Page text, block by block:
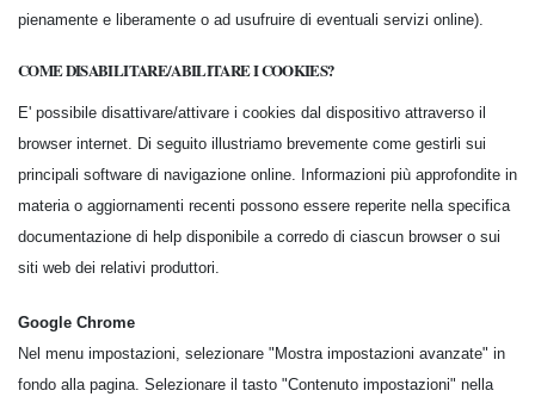
pienamente e liberamente o ad usufruire di eventuali servizi online).
COME DISABILITARE/ABILITARE I COOKIES?
E' possibile disattivare/attivare i cookies dal dispositivo attraverso il
browser internet. Di seguito illustriamo brevemente come gestirli sui
principali software di navigazione online. Informazioni più approfondite in
materia o aggiornamenti recenti possono essere reperite nella specifica
documentazione di help disponibile a corredo di ciascun browser o sui
siti web dei relativi produttori.
Google Chrome
Nel menu impostazioni, selezionare "Mostra impostazioni avanzate" in
fondo alla pagina. Selezionare il tasto "Contenuto impostazioni" nella